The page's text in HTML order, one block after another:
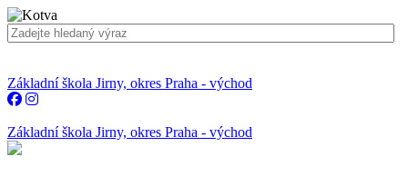
Základní škola Jirny, okres Praha - východ
Základní škola Jirny, okres Praha - východ